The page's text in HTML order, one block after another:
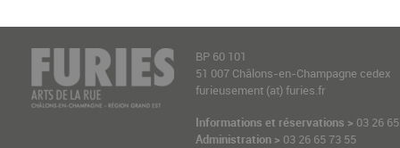
BP 60 101
51 007 Châlons-en-Champagne cedex
furieusement (at) furies.fr
Informations et réservations > 03 26
Administration > 03 26 65 73 55